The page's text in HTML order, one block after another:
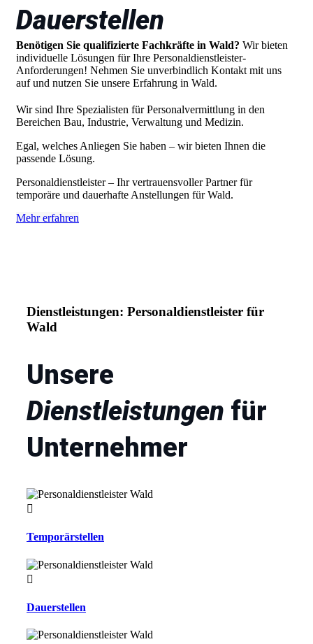
Dauerstellen
Benötigen Sie qualifizierte Fachkräfte in Wald? Wir bieten
individuelle Lösungen für Ihre Personaldienstleister-
Anforderungen! Nehmen Sie unverbindlich Kontakt mit uns
auf und nutzen Sie unsere Erfahrung in Wald.
Wir sind Ihre Spezialisten für Personalvermittlung in den
Bereichen Bau, Industrie, Verwaltung und Medizin.
Egal, welches Anliegen Sie haben – wir bieten Ihnen die
passende Lösung.
Personaldienstleister – Ihr vertrauensvoller Partner für
temporäre und dauerhafte Anstellungen für Wald.
Mehr erfahren
Dienstleistungen: Personaldienstleister für
Wald
Unsere
Dienstleistungen für
Unternehmer
Temporärstellen
Dauerstellen